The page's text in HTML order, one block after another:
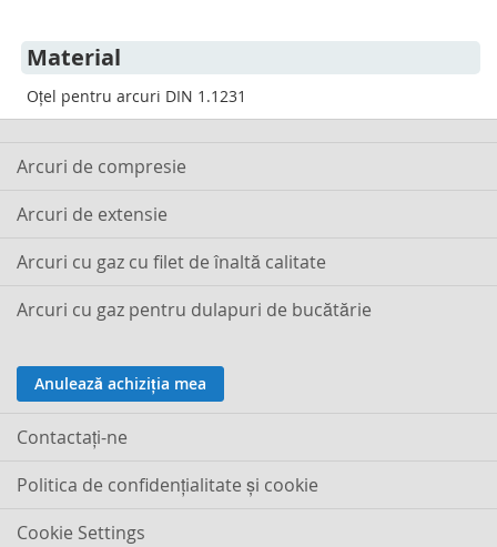
pagina
Material
Oțel pentru arcuri DIN 1.1231
Arcuri de compresie
Arcuri de extensie
Arcuri cu gaz cu filet de înaltă calitate
Arcuri cu gaz pentru dulapuri de bucătărie
Anulează achiziția mea
Contactaţi-ne
Politica de confidențialitate și cookie
Cookie Settings